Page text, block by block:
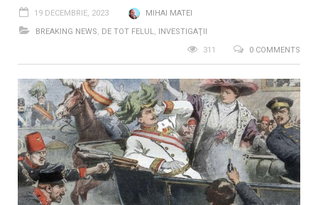
19 DECEMBRIE, 2023
MIHAI MATEI
BREAKING NEWS, DE TOT FELUL, INVESTIGAŢII
0 COMMENTS
311